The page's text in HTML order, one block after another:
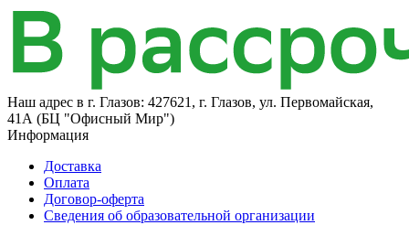
Наш адрес в г. Глазов: 427621, г. Глазов, ул. Первомайская,
41А (БЦ "Офисный Мир")
Информация
Доставка
Оплата
Договор-оферта
Сведения об образовательной организации